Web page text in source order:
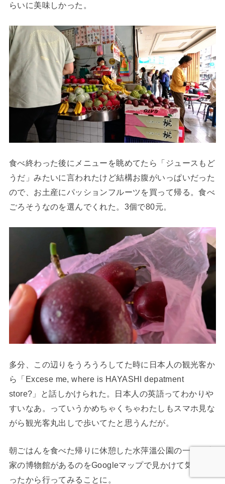
らいに美味しかった。
食べ終わった後にメニューを眺めてたら「ジュースもど
うだ」みたいに言われたけど結構お腹がいっぱいだった
ので、お土産にパッションフルーツを買って帰る。食べ
ごろそうなのを選んでくれた。3個で80元。
多分、この辺りをうろうろしてた時に日本人の観光客か
ら「Excese me, where is HAYASHI depatment
store?」と話しかけられた。日本人の英語ってわかりや
すいなあ。っていうかめちゃくちゃわたしもスマホ見な
がら観光客丸出しで歩いてたと思うんだが。
朝ごはんを食べた帰りに休憩した水萍溫公園の一角に客
家の博物館があるのをGoogleマップで見かけて気にな
ったから行ってみることに。